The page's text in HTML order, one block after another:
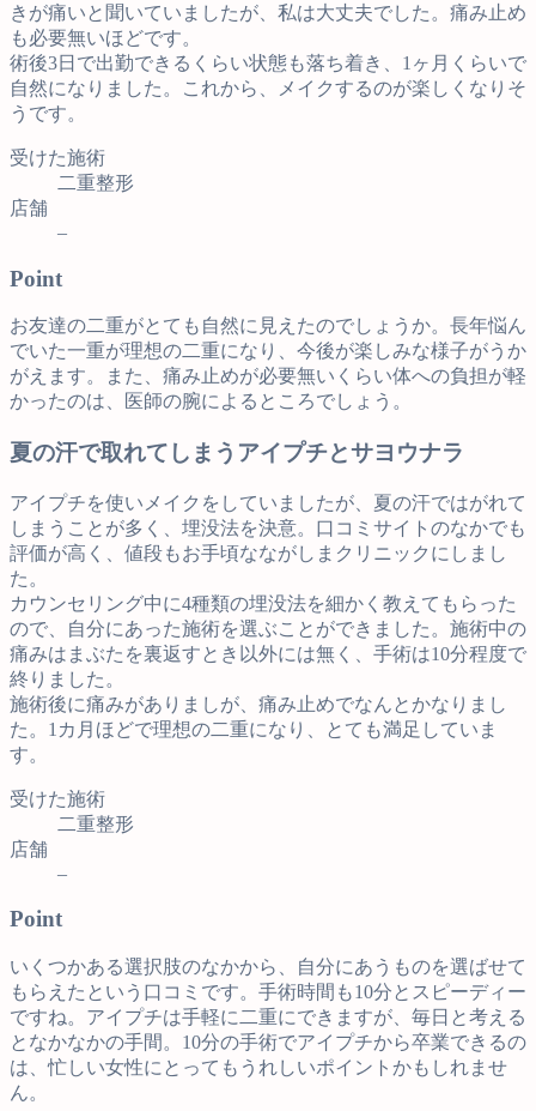
きが痛いと聞いていましたが、私は大丈夫でした。痛み止め
も必要無いほどです。
術後3日で出勤できるくらい状態も落ち着き、1ヶ月くらいで
自然になりました。これから、メイクするのが楽しくなりそ
うです。
受けた施術
二重整形
店舗
–
Point
お友達の二重がとても自然に見えたのでしょうか。長年悩ん
でいた一重が理想の二重になり、今後が楽しみな様子がうか
がえます。また、痛み止めが必要無いくらい体への負担が軽
かったのは、医師の腕によるところでしょう。
夏の汗で取れてしまうアイプチとサヨウナラ
アイプチを使いメイクをしていましたが、夏の汗ではがれて
しまうことが多く、埋没法を決意。口コミサイトのなかでも
評価が高く、値段もお手頃なながしまクリニックにしまし
た。
カウンセリング中に4種類の埋没法を細かく教えてもらった
ので、自分にあった施術を選ぶことができました。施術中の
痛みはまぶたを裏返すとき以外には無く、手術は10分程度で
終りました。
施術後に痛みがありましが、痛み止めでなんとかなりまし
た。1カ月ほどで理想の二重になり、とても満足していま
す。
受けた施術
二重整形
店舗
–
Point
いくつかある選択肢のなかから、自分にあうものを選ばせて
もらえたという口コミです。手術時間も10分とスピーディー
ですね。アイプチは手軽に二重にできますが、毎日と考える
となかなかの手間。10分の手術でアイプチから卒業できるの
は、忙しい女性にとってもうれしいポイントかもしれませ
ん。